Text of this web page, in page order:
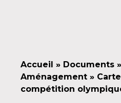
Accueil » Documents »
Aménagement »
compétition